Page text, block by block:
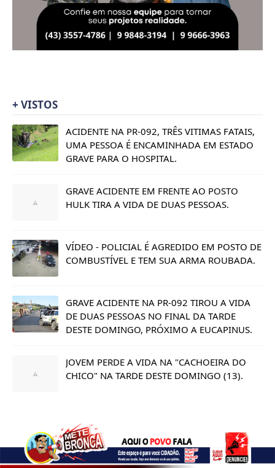
+ VISTOS
ACIDENTE NA PR-092, TRÊS VITIMAS FATAIS,
UMA PESSOA É ENCAMINHADA EM ESTADO
GRAVE PARA O HOSPITAL.
GRAVE ACIDENTE EM FRENTE AO POSTO
HULK TIRA A VIDA DE DUAS PESSOAS.
VÍDEO - POLICIAL É AGREDIDO EM POSTO DE
COMBUSTÍVEL E TEM SUA ARMA ROUBADA.
GRAVE ACIDENTE NA PR-092 TIROU A VIDA
DE DUAS PESSOAS NO FINAL DA TARDE
DESTE DOMINGO, PRÓXIMO A EUCAPINUS.
JOVEM PERDE A VIDA NA "CACHOEIRA DO
CHICO" NA TARDE DESTE DOMINGO (13).